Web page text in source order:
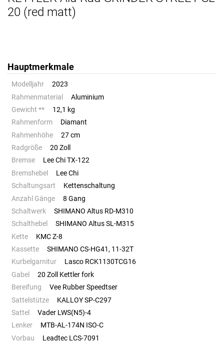
20 (red matt)
Hauptmerkmale
Modelljahr
2023
Rahmenmaterial
Aluminium
Gewicht **
12,1 kg
Rahmenform
Diamant
Rahmenhöhe
27 cm
Radgröße
20 Zoll
Bremse
Lee Chi TX-122
Bremshebel
Lee Chi
Schaltungsart
Kettenschaltung
Anzahl Gänge
8 Gang
Schaltwerk
SHIMANO Altus RD-M310
Schalthebel
SHIMANO Altus SL-M315
Kette
KMC Z-8
Kassette
SHIMANO CS-HG41, 11-32T
Kurbelgarnitur
Lasco RCK1130TCG16
Gabel
20 Zoll Kettler fork
Bereifung
Vee Rubber Speedtser
Sattelstütze
KALLOY SP-C297
Sattel
Vader LWS(N5)-4
Lenker
MTB-AL-174N ISO-C
Vorbau
Leadtec LCS-7091